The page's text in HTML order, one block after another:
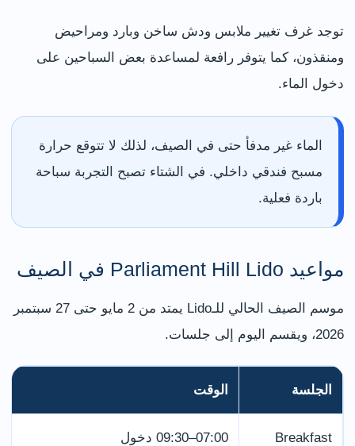
توجد غرف تغيير ملابس ودش ساخن وبارد ومراحيض
ومنقذون، كما يتوفر رافعة لمساعدة بعض السباحين على
دخول الماء.
الماء غير مدفأ حتى في الصيف، لذلك لا تتوقع حرارة
مسبح فندقي داخلي. في الشتاء تصبح التجربة سباحة
باردة فعلية.
مواعيد Parliament Hill Lido في الصيف
موسم الصيف الحالي للـLido يمتد من 2 مايو حتى 27 سبتمبر
2026، ويقسم اليوم إلى جلسات.
الجلسة الوقت
Breakfast 07:00–09:30 دخول